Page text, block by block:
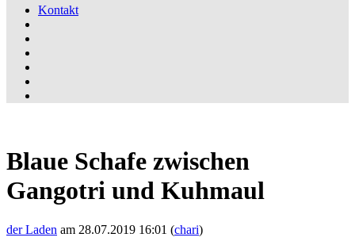
Kontakt
Blaue Schafe zwischen
Gangotri und Kuhmaul
der Laden am 28.07.2019 16:01 (chari)